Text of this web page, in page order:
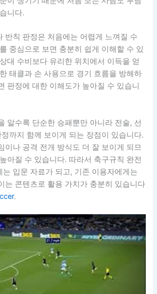
니다.
반칙 판정은 처음에는 어렵게 느껴질 수
중심으로 보면 충분히 쉽게 이해할 수 있
대 수비보다 유리한 위치에서 이득을 얻
태클과 손 사용으로 경기 흐름을 방해하
판정에 대한 이해도가 높아질 수 있습니
알수록 단순한 승패뿐만 아니라 전술, 선
까지 함께 보이게 되는 장점이 있습니다.
이나 공격 전개 방식도 더 잘 보이게 되므
아질 수 있습니다. 따라서 축구규칙 완전
는 입문 자료가 되고, 기존 이용자에게는
는 콘텐츠로 활용 가치가 충분히 있습니다
.